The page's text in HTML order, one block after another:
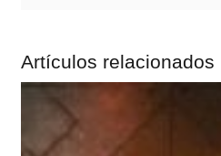
Artículos relacionados